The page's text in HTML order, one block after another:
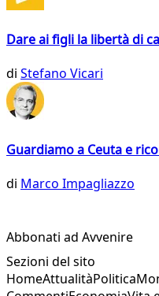
Dare ai figli la libertà di
di Stefano Vicari
Guardiamo a Ceuta e
di Marco Impagliazzo
Abbonati ad Avvenire
Sezioni del sito
HomeAttualitàPolitica